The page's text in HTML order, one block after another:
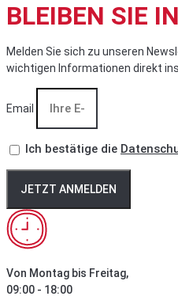
BLEIBEN SIE
Melden Sie sich zu unseren
wichtigen Informationen direkt
Email
Ich bestätige die
JETZT ANMELDEN
Von Montag bis Freitag,
09:00 - 18:00